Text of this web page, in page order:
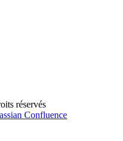
réservés
Confluence